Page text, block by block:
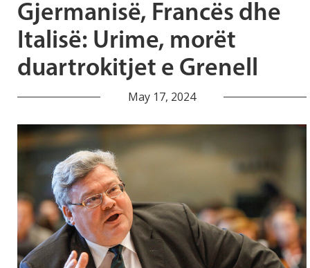
Gjermanisë, Francës dhe
Italisë: Urime, morët
duartrokitjet e Grenell
May 17, 2024